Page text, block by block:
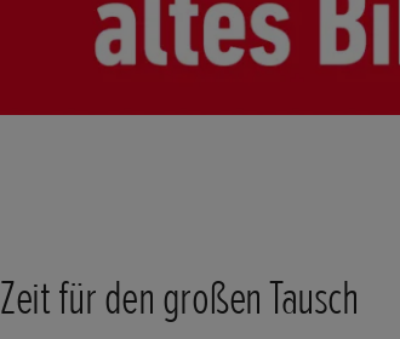
Zeit für den großen Tausch